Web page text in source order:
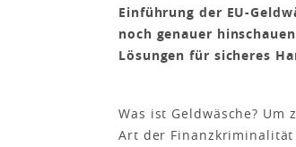
Einführung der EU-
noch genauer
Lösungen für sicheres
Was ist Geldwäsche? Um
Art der